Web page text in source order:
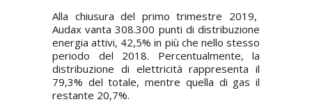
Alla chiusura del primo trimestre 2019,
Audax vanta 308.300 punti di distribuzione
energia attivi, 42,5% in più che nello stesso
periodo del 2018. Percentualmente, la
distribuzione di elettricità rappresenta il
79,3% del totale, mentre quella di gas il
restante 20,7%.